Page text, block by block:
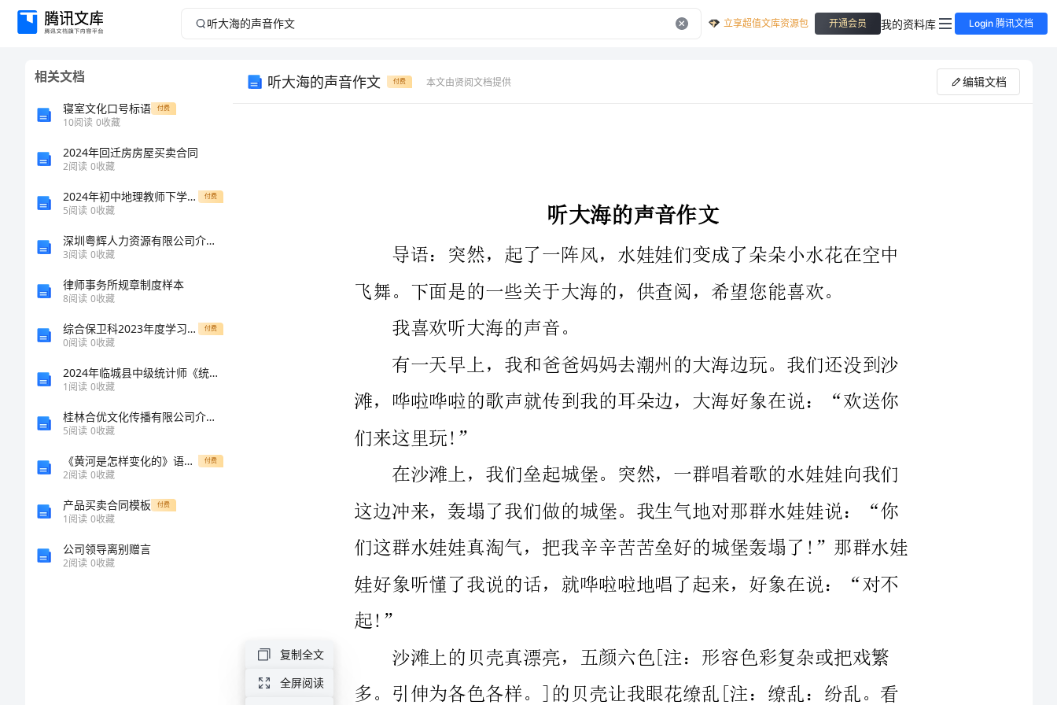
听
立享超值文库资源包 开通会员 我的资料库 Login 腾讯文档
相关文档
寝室文化口号标语 付费
10阅读 0收藏
2024年回迁房房屋买卖合同
2阅读 0收藏
2024年初中地理教师下学期的工作总结 付费
5阅读 0收藏
深圳粤辉人力资源有限公司介绍企业发展分析报告
3阅读 0收藏
律师事务所规章制度样本
8阅读 0收藏
综合保卫科2023年度学习计划 付费
0阅读 0收藏
2024年临城县中级统计师《统计基础知识理论及相关知识》点睛提分卷及答案
1阅读 0收藏
桂林合优文化传播有限公司介绍企业发展分析报告
5阅读 0收藏
《黄河是怎样变化的》语文课前说课稿 付费
2阅读 0收藏
产品买卖合同模板 付费
1阅读 0收藏
公司领导离别赠言
2阅读 0收藏
听大海的声音作文 付费 本文由贤阅文档提供 编辑文档
娃娃说：“谢谢你们!”水娃娃又呼啦啦地唱，好象在说：“不用
谢!”
我喜欢听大海的声音。
有一天早上，我和爸爸妈妈去潮州的大海边玩。我们还没到沙
在沙滩上，我们垒起城堡。突然，一群唱着歌的水娃娃向我们
这边冲来，轰塌了我们做的城堡。我生气地对那群水娃娃说：“你
沙滩上的贝壳真漂亮，五颜六色[注：形容色彩复杂或把戏繁
多。引伸为各色各样。]的贝壳让我眼花缭乱[注：缭乱：纷乱。看
复制全文
全屏阅读